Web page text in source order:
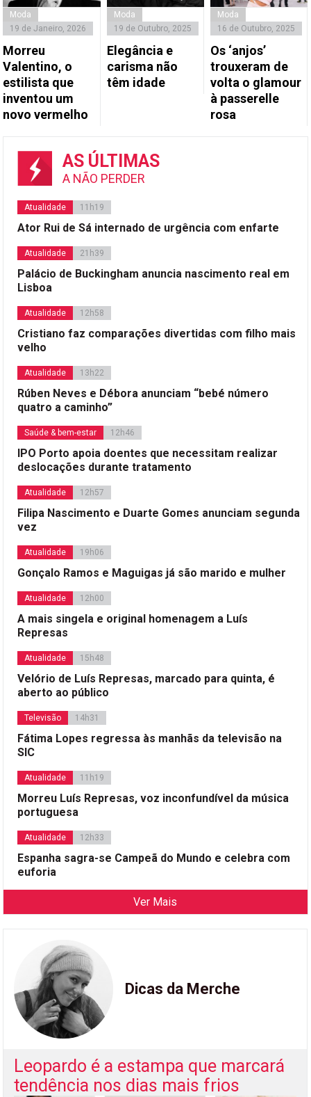
Moda
19 de Janeiro, 2026
Morreu
Valentino, o
estilista que
inventou um
novo vermelho
Moda
19 de Outubro, 2025
Elegância e
carisma não
têm idade
Moda
16 de Outubro, 2025
Os ‘anjos’
trouxeram de
volta o glamour
à passerelle
rosa
AS ÚLTIMAS
A NÃO PERDER
Atualidade 11h19
Ator Rui de Sá internado de urgência com enfarte
Atualidade 21h39
Palácio de Buckingham anuncia nascimento real em
Lisboa
Atualidade 12h58
Cristiano faz comparações divertidas com filho mais
velho
Atualidade 13h22
Rúben Neves e Débora anunciam “bebé número
quatro a caminho”
Saúde & bem-estar 12h46
IPO Porto apoia doentes que necessitam realizar
deslocações durante tratamento
Atualidade 12h57
Filipa Nascimento e Duarte Gomes anunciam segunda
vez
Atualidade 19h06
Gonçalo Ramos e Maguigas já são marido e mulher
Atualidade 12h00
A mais singela e original homenagem a Luís
Represas
Atualidade 15h48
Velório de Luís Represas, marcado para quinta, é
aberto ao público
Televisão 14h31
Fátima Lopes regressa às manhãs da televisão na
SIC
Atualidade 11h19
Morreu Luís Represas, voz inconfundível da música
portuguesa
Atualidade 12h33
Espanha sagra-se Campeã do Mundo e celebra com
euforia
Ver Mais
Dicas da Merche
Leopardo é a estampa que marcará
tendência nos dias mais frios